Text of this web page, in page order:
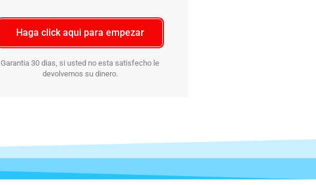
Haga click aqui para empezar
Garantia 30 dias, si usted no esta satisfecho le
devolvemos su dinero.